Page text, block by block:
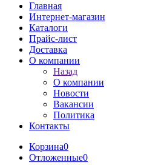
Главная
Интернет-магазин
Каталоги
Прайс-лист
Доставка
О компании
Назад
О компании
Новости
Вакансии
Политика
Контакты
Корзина0
Отложенные0